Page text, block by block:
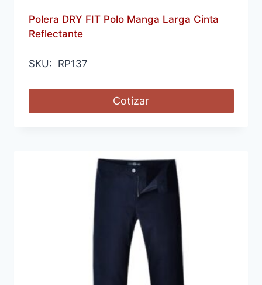
Polera DRY FIT Polo Manga Larga Cinta
Reflectante
SKU: RP137
Cotizar